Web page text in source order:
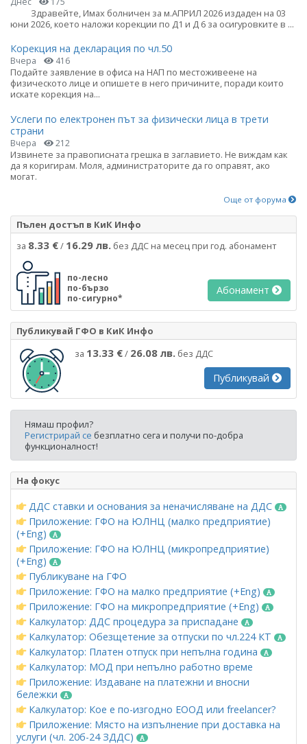
Здравейте, Имах болничен за м.АПРИЛ 2026 издаден на 03
юни 2026, което наложи корекции по Д1 и Д 6 за осигуровките в ...
Корекция на декларация по чл.50
Вчера 416
Подайте заявление в офиса на НАП по местоживеене на
физическото лице и опишете в него причините, поради които
искате корекция на...
Услеги по електронен път за физически лица в трети
страни
Вчера 212
Извинете за правописната грешка в заглавието. Не виждам как
да я коригирам. Моля, администраторите да го оправят, ако
могат.
Още от форума
Пълен достъп в КиК Инфо
за 8.33 €/ 16.29 лв. без ДДС на месец при год. абонамент
по-лесно
по-бързо
по-сигурно*
Абонамент
Публикувай ГФО в КиК Инфо
за 13.33 €/ 26.08 лв. без ДДС
Публикувай
Нямаш профил?
Регистрирай се безплатно сега и получи по-добра
функционалност!
На фокус
ДДС ставки и основания за неначисляване на ДДС
Приложение: ГФО на ЮЛНЦ (малко предприятие)
(+Eng)
Приложение: ГФО на ЮЛНЦ (микропредприятие)
(+Eng)
Публикуване на ГФО
Приложение: ГФО на малко предприятие (+Eng)
Приложение: ГФО на микропредприятие (+Eng)
Калкулатор: ДДС процедура за приспадане
Калкулатор: Обезщетение за отпуски по чл.224 КТ
Калкулатор: Платен отпуск при непълна година
Калкулатор: МОД при непълно работно време
Приложение: Издаване на платежни и вносни
бележки
Калкулатор: Кое е по-изгодно ЕООД или freelancer?
Приложение: Място на изпълнение при доставка на
услуги (чл. 20б-24 ЗДДС)